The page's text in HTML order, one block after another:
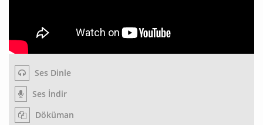
Ses Dinle
Ses İndir
Döküman